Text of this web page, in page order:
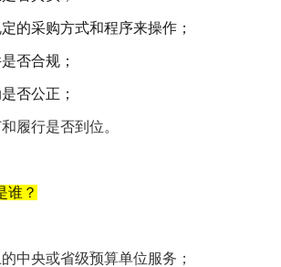
的采购方式和程序来操作；
否合规；
否公正；
履行是否到位。
谁？
中央或省级预算单位服务；